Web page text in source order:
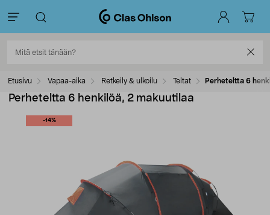
Etusivu Vapaa-aika Retkeily & ulkoilu Teltat Perheteltta 6
Perheteltta 6 henkilöä, 2 makuutilaa
-14%